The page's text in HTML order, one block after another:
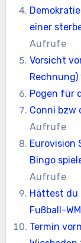
einer
Aufrufe
Vorsicht
Rechnung)
Pogen für
Conni bzw
Aufrufe
Eurovision
Bingo
Aufrufe
Hättest du
Fußball-
Termin